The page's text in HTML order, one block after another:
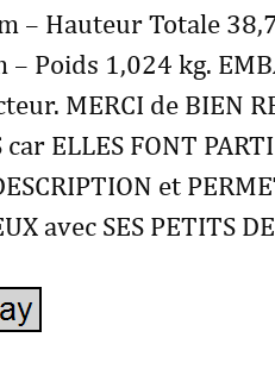
– Hauteur Totale
– Poids 1,024 kg.
MERCI de BIEN
ELLES FONT
et
avec SES PETITS